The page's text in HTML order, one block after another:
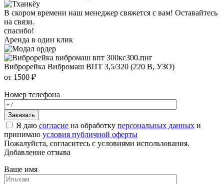
В скором времени наш менеджер свяжется с вам! Оставайтесь
на связи.
спасибо!
Аренда в один клик
Виброрейка Вибромаш ВПТ 3,5/320 (220 В, УЗО)
от 1500 ₽
Номер телефона
Я даю согласие на обработку персональных данных и
принимаю условия публичной оферты
Пожалуйста, согласитесь с условиями использования.
Добавление отзыва
Ваше имя